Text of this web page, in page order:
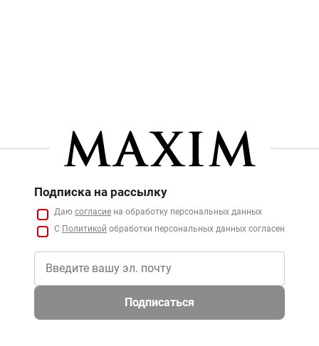
Подписка на рассылку
Даю согласие на обработку персональных данных
С Политикой обработки персональных данных согласен
Подписаться